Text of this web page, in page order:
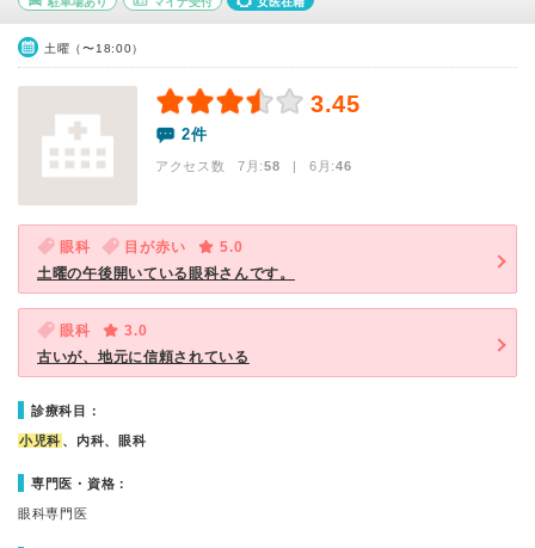
土曜（〜18:00）
3.45
2件
アクセス数 7月:58 | 6月:46
眼科 目が赤い
5.0
土曜の午後開いている眼科さんです。
眼科
3.0
古いが、地元に信頼されている
診療科目：
小児科 、内科、眼科
専門医・資格：
眼科専門医